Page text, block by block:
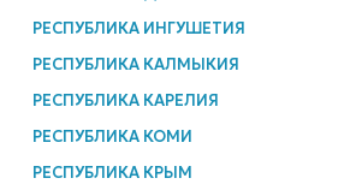
РЕСПУБЛИКА ИНГУШЕТИЯ
РЕСПУБЛИКА КАЛМЫКИЯ
РЕСПУБЛИКА КАРЕЛИЯ
РЕСПУБЛИКА КОМИ
РЕСПУБЛИКА КРЫМ